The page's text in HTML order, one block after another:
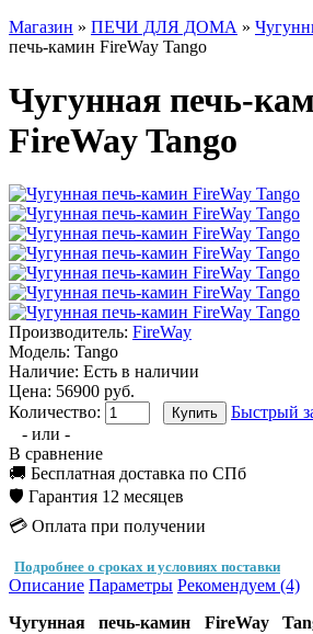
Магазин » ПЕЧИ ДЛЯ ДОМА »
печь-камин FireWay Tango
Чугунная печь-
FireWay Tango
Производитель: FireWay
Модель: Tango
Наличие: Есть в наличии
Цена: 56900 руб.
Количество:
Быстрый
- или -
В сравнение
🚚 Бесплатная доставка по СПб
🛡️ Гарантия 12 месяцев
💳 Оплата при получении
Подробнее о сроках и условиях поставки
Описание Параметры Рекомендуем (4)
Чугунная печь-камин FireWay